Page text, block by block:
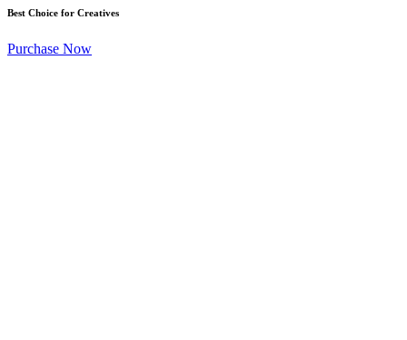
Best Choice for Creatives
Purchase Now